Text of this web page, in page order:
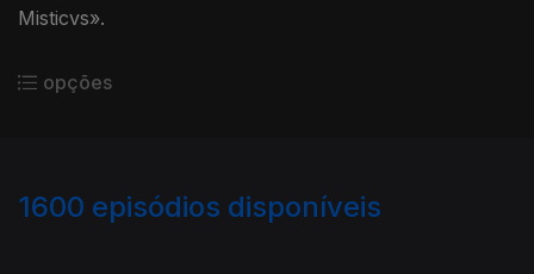
Misticvs».
opções
1600 episódios disponíveis